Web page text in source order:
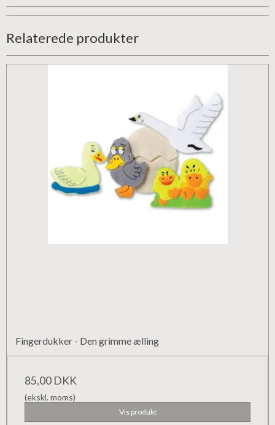
Relaterede produkter
Fingerdukker - Den grimme ælling
85,00 DKK
(ekskl. moms)
Vis produkt